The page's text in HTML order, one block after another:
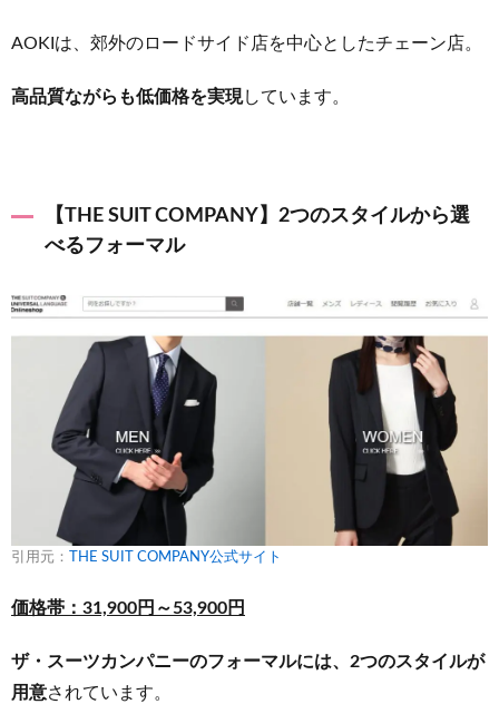
AOKIは、郊外のロードサイド店を中心としたチェーン店。
高品質ながらも低価格を実現しています。
【THE SUIT COMPANY】2つのスタイルから選
べるフォーマル
引用元： THE SUIT COMPANY公式サイト
価格帯：31,900円～53,900円
ザ・スーツカンパニーのフォーマルには、2つのスタイルが
用意されています。